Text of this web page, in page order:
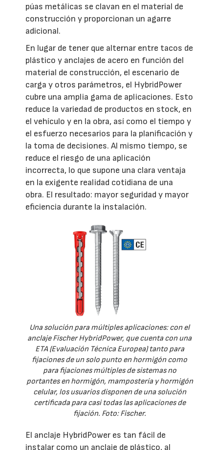
púas metálicas se clavan en el material de
construcción y proporcionan un agarre
adicional.
En lugar de tener que alternar entre tacos de
plástico y anclajes de acero en función del
material de construcción, el escenario de
carga y otros parámetros, el HybridPower
cubre una amplia gama de aplicaciones. Esto
reduce la variedad de productos en stock, en
el vehículo y en la obra, así como el tiempo y
el esfuerzo necesarios para la planificación y
la toma de decisiones. Al mismo tiempo, se
reduce el riesgo de una aplicación
incorrecta, lo que supone una clara ventaja
en la exigente realidad cotidiana de una
obra. El resultado: mayor seguridad y mayor
eficiencia durante la instalación.
Una solución para múltiples aplicaciones: con el
anclaje Fischer HybridPower, que cuenta con una
ETA (Evaluación Técnica Europea) tanto para
fijaciones de un solo punto en hormigón como
para fijaciones múltiples de sistemas no
portantes en hormigón, mampostería y hormigón
celular, los usuarios disponen de una solución
certificada para casi todas las aplicaciones de
fijación. Foto: Fischer.
El anclaje HybridPower es tan fácil de
instalar como un anclaje de plástico, al